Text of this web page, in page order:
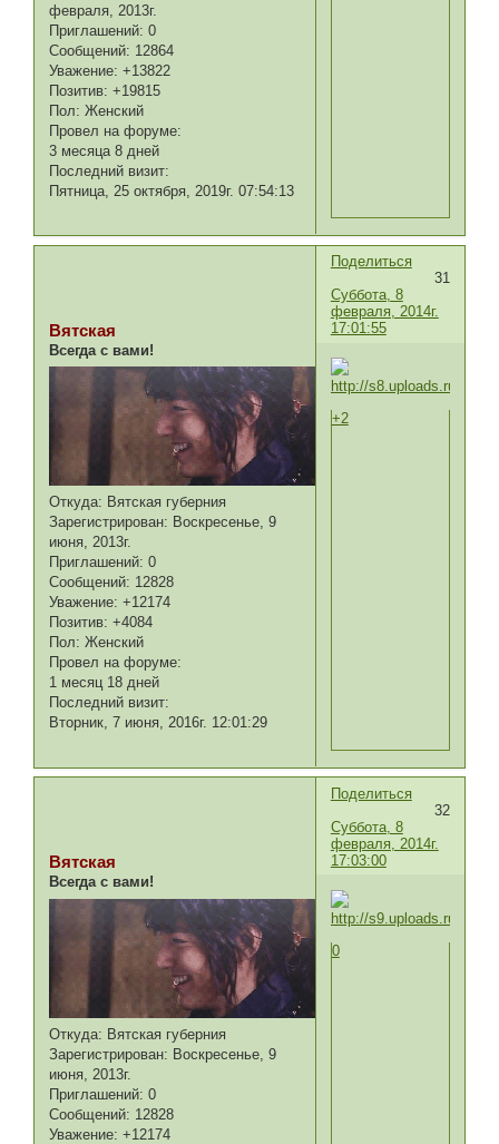
февраля, 2013г.
Приглашений: 0
Сообщений: 12864
Уважение: +13822
Позитив: +19815
Пол: Женский
Провел на форуме:
3 месяца 8 дней
Последний визит:
Пятница, 25 октября, 2019г. 07:54:13
Поделиться
31
Суббота, 8
февраля, 2014г.
17:01:55
Вятская
Всегда с вами!
Откуда: Вятская губерния
Зарегистрирован: Воскресенье, 9
июня, 2013г.
Приглашений: 0
Сообщений: 12828
Уважение: +12174
Позитив: +4084
Пол: Женский
Провел на форуме:
1 месяц 18 дней
Последний визит:
Вторник, 7 июня, 2016г. 12:01:29
+2
Поделиться
32
Суббота, 8
февраля, 2014г.
17:03:00
Вятская
Всегда с вами!
Откуда: Вятская губерния
Зарегистрирован: Воскресенье, 9
июня, 2013г.
Приглашений: 0
Сообщений: 12828
Уважение: +12174
0